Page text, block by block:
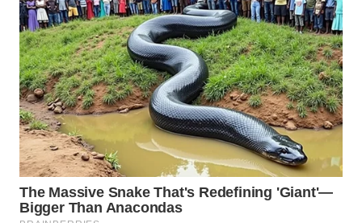
PLN
WATCH
MKLI
LPKKI
LKKI
KOPEKLIN